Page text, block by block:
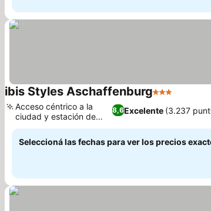
ibis Styles Aschaffenburg3 Estrellas
8,6Excelente (3.237
Acceso céntrico a la
ciudad y estación de
tren
Seleccioná las fechas para ver los precios